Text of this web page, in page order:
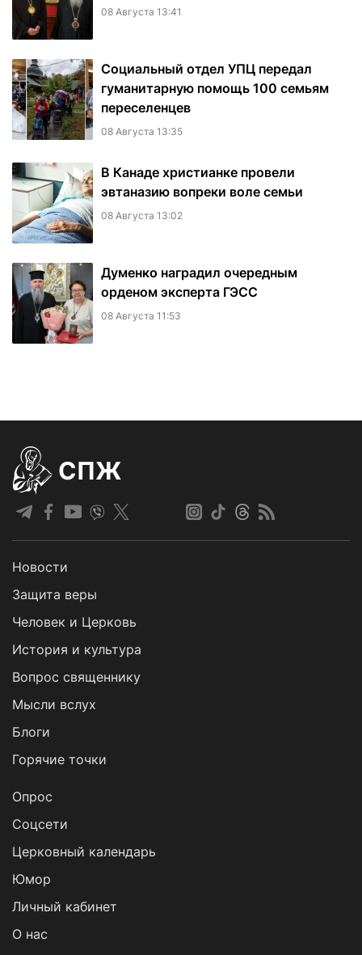
08 Августа 13:41
Социальный отдел УПЦ передал
гуманитарную помощь 100 семьям
переселенцев
08 Августа 13:35
В Канаде христианке провели
эвтаназию вопреки воле семьи
08 Августа 13:02
Думенко наградил очередным
орденом эксперта ГЭСС
08 Августа 11:53
СПЖ
Новости
Защита веры
Человек и Церковь
История и культура
Вопрос священнику
Мысли вслух
Блоги
Горячие точки
Опрос
Cоцсети
Церковный календарь
Юмор
Личный кабинет
О нас